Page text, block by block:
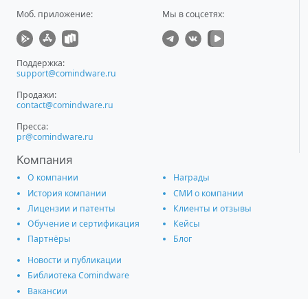
Моб. приложение: Мы в соцсетях:
Поддержка:
support@comindware.ru
Продажи:
contact@comindware.ru
Пресса:
pr@comindware.ru
Компания
О компании
История компании
Лицензии и патенты
Обучение и сертификация
Партнёры
Награды
СМИ о компании
Клиенты и отзывы
Кейсы
Блог
Новости и публикации
Библиотека Comindware
Вакансии